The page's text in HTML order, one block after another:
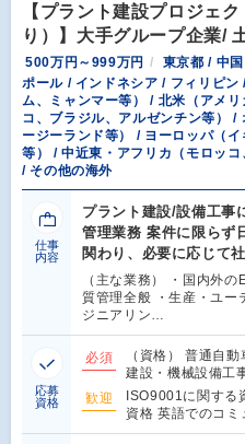
【プラント建設プロジェ
り）】大手グループ企業/
500万円～999万円
東京都 / 中
ポール / インドネシア / フィリピ
ム、ミャンマー等） / 北米（アメ
コ、ブラジル、アルゼンチン等） /
ージーランド等） / ヨーロッパ（
等） / 中近東・アフリカ（モロッ
/ その他の海外
仕事
内容
プラント建設/設備工事
管理業務 案件に限らず
関わり、必要に応じて
（主な業務） ・国内外
質管理全般 ・生産・ユー
ジニアリン…
応募
資格
必須
（資格） 普通自
建設・機械設備工
歓迎
ISO9001に関する
資格 英語でのコミ